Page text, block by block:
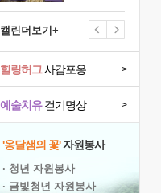
캘린더보기+
예술치유걷기명상 >
힐링허그사감포옹 >
'옹달샘의 꽃'자원봉사
· 청년 자원봉사
· 금빛청년 자원봉사